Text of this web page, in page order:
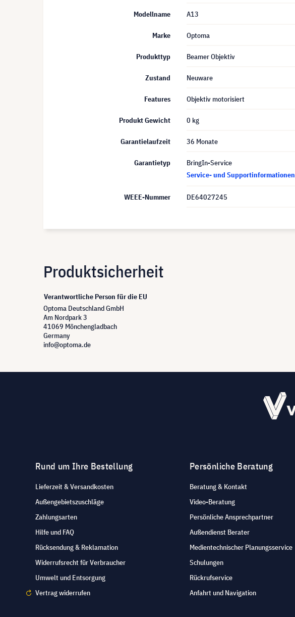
Modellname A13
Marke Optoma
Produkttyp Beamer Objektiv
Zustand Neuware
Features Objektiv motorisiert
Produkt Gewicht 0 kg
Garantielaufzeit 36 Monate
Garantietyp
BringIn-Service
Service- und Supportinformationen
WEEE-Nummer DE64027245
Produktsicherheit
Verantwortliche Person für die EU
Optoma Deutschland GmbH
Am Nordpark 3
41069 Mönchengladbach
Germany
info@optoma.de
Rund um Ihre Bestellung
Lieferzeit & Versandkosten
Außengebietszuschläge
Zahlungsarten
Hilfe und FAQ
Rücksendung & Reklamation
Widerrufsrecht für Verbraucher
Umwelt und Entsorgung
Vertrag widerrufen
Persönliche Beratung
Beratung & Kontakt
Video-Beratung
Persönliche Ansprechpartner
Außendienst Berater
Medientechnischer Planungsservice
Schulungen
Rückrufservice
Anfahrt und Navigation